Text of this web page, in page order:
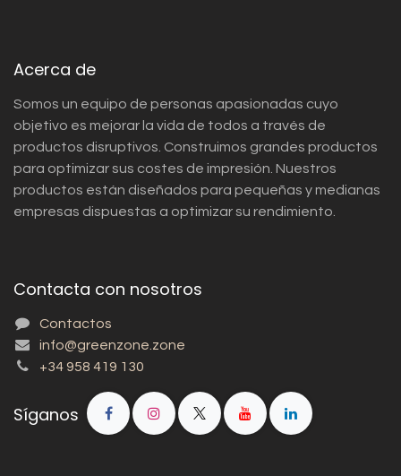
Acerca de
Somos un equipo de personas apasionadas cuyo
objetivo es mejorar la vida de todos a través de
productos disruptivos. Construimos grandes productos
para optimizar sus costes de impresión. Nuestros
productos están diseñados para pequeñas y medianas
empresas dispuestas a optimizar su rendimiento.
Contacta con nosotros
Contactos
info@greenzone.zone
+34 958 419 130
Síganos